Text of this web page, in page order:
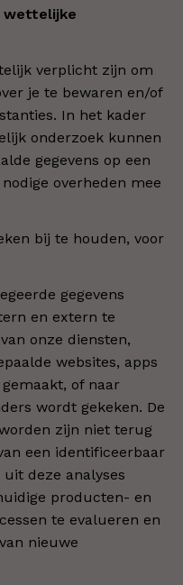
wettelijke
verplicht zijn om
je te bewaren en/of
In het kader
onderzoek kunnen
gegevens op een
overheden mee
bij te houden, voor
gegevens
en extern te
onze diensten,
websites, apps
of naar
wordt gekeken. De
zijn niet terug
een identificeerbaar
deze analyses
producten- en
te evalueren en
nieuwe